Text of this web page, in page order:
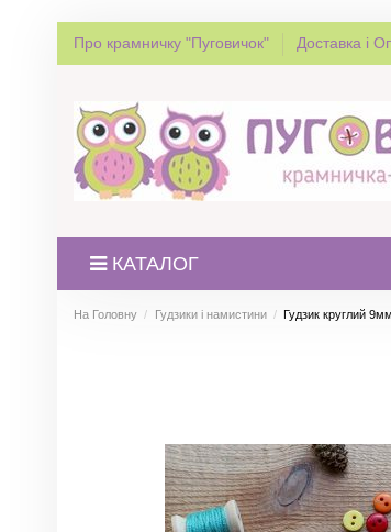
Про крамничку "Пуговичок" Доставка і
КАТАЛОГ
На Головну Гудзики і намистини Гудзик круглий 9мм